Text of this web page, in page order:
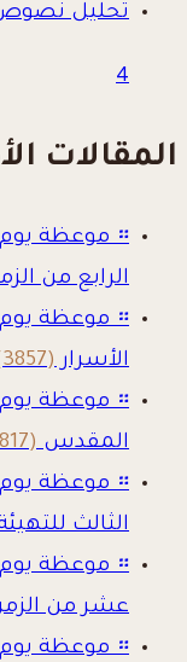
تحليل نصوص
4
المقالات
።
الرابع من
።
الأسرار(3857)
።
المقدس(3817)
።
الثالث
።
عشر من
።